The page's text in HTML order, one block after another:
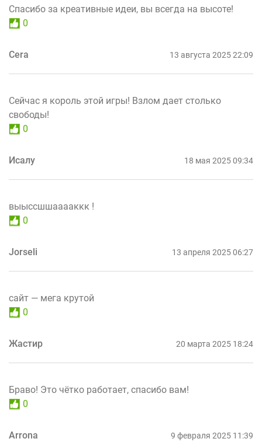
Спасибо за креативные идеи, вы всегда на высоте!
0
Cera 13 августа 2025 22:09
Сейчас я король этой игры! Взлом дает столько
свободы!
0
Исалу 18 мая 2025 09:34
выыссшшааааккк !
0
Jorseli 13 апреля 2025 06:27
сайт — мега крутой
0
Жастир 20 марта 2025 18:24
Браво! Это чётко работает, спасибо вам!
0
Arrona 9 февраля 2025 11:39